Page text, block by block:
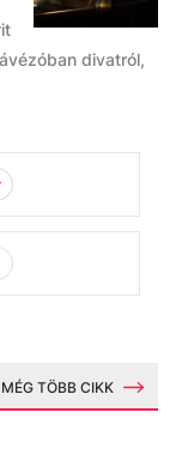
divatról,
MÉG TÖBB CIKK